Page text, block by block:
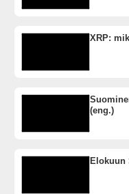
XRP:
(eng.)
Elokuun